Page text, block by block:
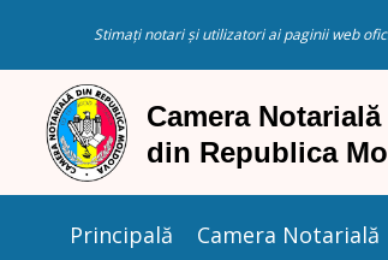
Stimați notari și utilizatori ai paginii web
Principală Camera Notarială